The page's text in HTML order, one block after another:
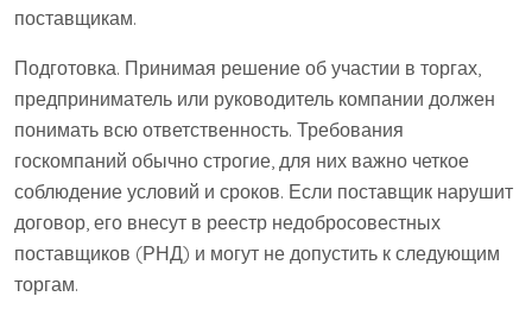
поставщикам.
Подготовка. Принимая решение об участии в торгах,
предприниматель или руководитель компании должен
понимать всю ответственность. Требования
госкомпаний обычно строгие, для них важно четкое
соблюдение условий и сроков. Если поставщик нарушит
договор, его внесут в реестр недобросовестных
поставщиков (РНД) и могут не допустить к следующим
торгам.